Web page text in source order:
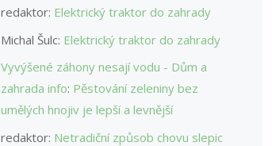
redaktor: Elektrický traktor do zahrady
Michal Šulc: Elektrický traktor do zahrady
Vyvýšené záhony nesají vodu - Dům a
zahrada info: Pěstování zeleniny bez
umělých hnojiv je lepší a levnější
redaktor: Netradiční způsob chovu slepic